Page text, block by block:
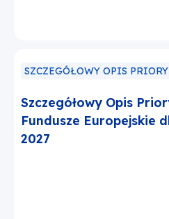
SZCZEGÓŁOWY OPIS
Szczegółowy Opis
Fundusze Europejskie
2027